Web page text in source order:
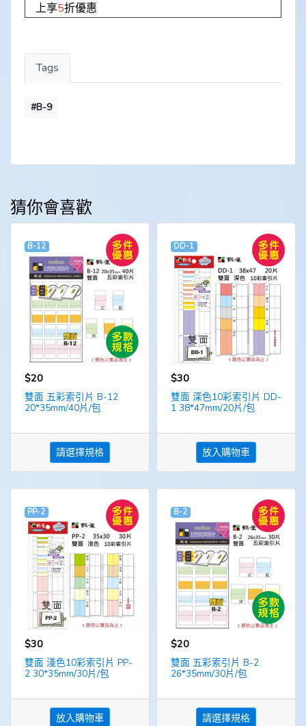
上享5折優惠
Tags
#B-9
猜你會喜歡
B-12
$20
雙面 五彩索引片 B-12
20*35mm/40片/包
請選擇規格
DD-1
$30
雙面 深色10彩索引片 DD-
1 38*47mm/20片/包
放入購物車
PP-2
$30
雙面 淺色10彩索引片 PP-
2 30*35mm/30片/包
放入購物車
B-2
$20
雙面 五彩索引片 B-2
26*35mm/30片/包
請選擇規格